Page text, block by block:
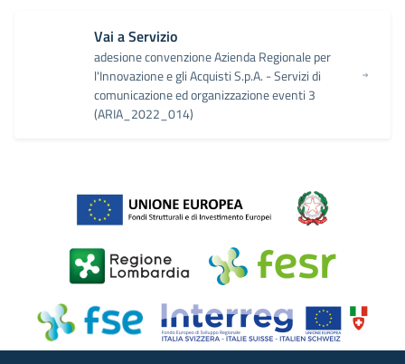
Vai a Servizio
adesione convenzione Azienda Regionale per
l'Innovazione e gli Acquisti S.p.A. - Servizi di
comunicazione ed organizzazione eventi 3
(ARIA_2022_014)